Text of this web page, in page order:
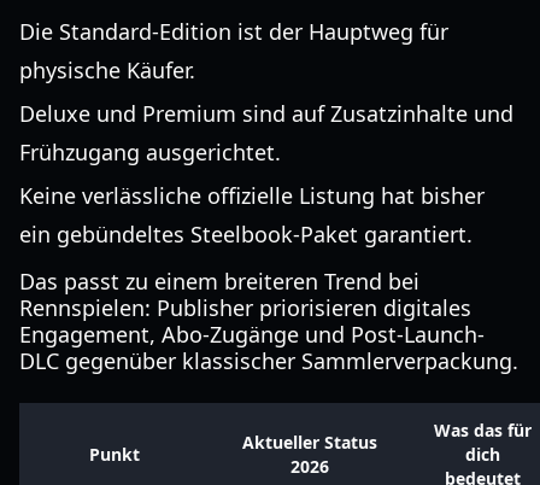
Die Standard-Edition ist der Hauptweg für
physische Käufer.
Deluxe und Premium sind auf Zusatzinhalte und
Frühzugang ausgerichtet.
Keine verlässliche offizielle Listung hat bisher
ein gebündeltes Steelbook-Paket garantiert.
Das passt zu einem breiteren Trend bei
Rennspielen: Publisher priorisieren digitales
Engagement, Abo-Zugänge und Post-Launch-
DLC gegenüber klassischer Sammlerverpackung.
Punkt
Aktueller Status
2026
Was das für
dich
bedeutet